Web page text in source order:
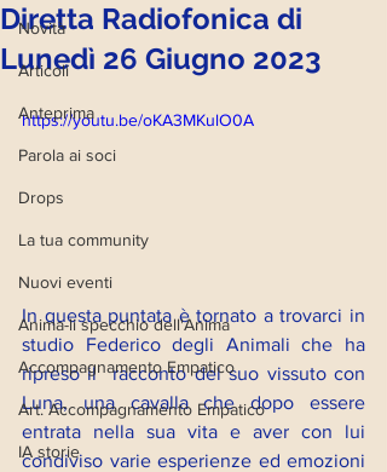
Novità
Articoli
Anteprima
Parola ai soci
Drops
La tua community
Nuovi eventi
Anima-li specchio dell'Anima
Accompagnamento Empatico
Art. Accompagnamento Empatico
IA storie
Diretta Radiofonica di
Lunedì 26 Giugno 2023
https://youtu.be/oKA3MKulO0A
In questa puntata è tornato a trovarci in
studio Federico degli Animali che ha
ripreso il  racconto del suo vissuto con
Luna, una cavalla che dopo essere
entrata nella sua vita e aver con lui
condiviso varie esperienze ed emozioni